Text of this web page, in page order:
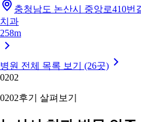
충청남도 논산시 중앙로410번
치과
258m
병원 전체 목록 보기 (26곳)
0202
0202후기 살펴보기